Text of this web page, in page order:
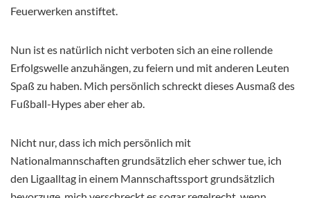
Feuerwerken anstiftet.
Nun ist es natürlich nicht verboten sich an eine rollende
Erfolgswelle anzuhängen, zu feiern und mit anderen Leuten
Spaß zu haben. Mich persönlich schreckt dieses Ausmaß des
Fußball-Hypes aber eher ab.
Nicht nur, dass ich mich persönlich mit
Nationalmannschaften grundsätzlich eher schwer tue, ich
den Ligaalltag in einem Mannschaftssport grundsätzlich